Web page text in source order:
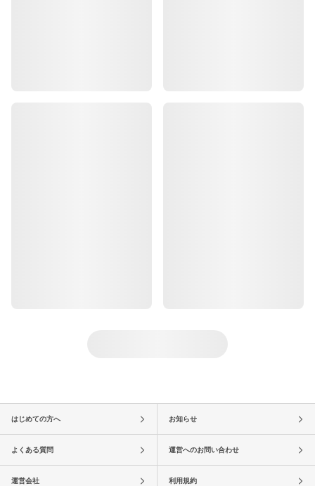
はじめての方へ お知らせ
よくある質問 運営へのお問い合わせ
運営会社 利用規約